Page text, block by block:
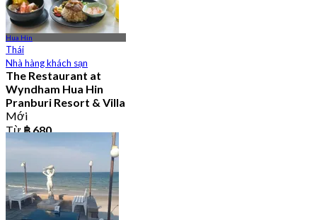
Hua Hin
Thái
Nhà hàng khách sạn
The Restaurant at
Wyndham Hua Hin
Pranburi Resort & Villa
Mới
Từ฿ 680